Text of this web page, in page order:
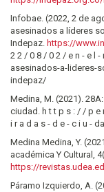
Infobae. (2022, 2 de
asesinados a líderes
Indepaz. https://
2 2 / 0 8 / 0 2 / e n - e l
asesinados-a-lideres-
indepaz/
Medina, M. (2021).
ciudad. h t t p s : / / p e
i r a d a s - d e - c i u -
Medina Medina, Y.
académica Y Cultural,
https://
Páramo Izquierdo, A.